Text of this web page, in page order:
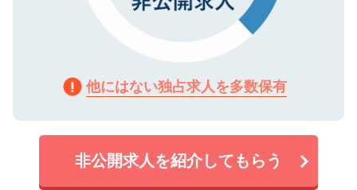
他にはない独占求人を多数保有
非公開求人を紹介してもらう